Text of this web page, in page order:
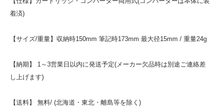
着済)
【サイズ/重量】収納時150mm 筆記時173mm 最大径15mm / 重量24g
【納期】 1～3営業日以内に発送予定(メーカー欠品時は別途ご連絡差
し上げます)
【送料】 無料/ (北海道・東北・離島等を除く)